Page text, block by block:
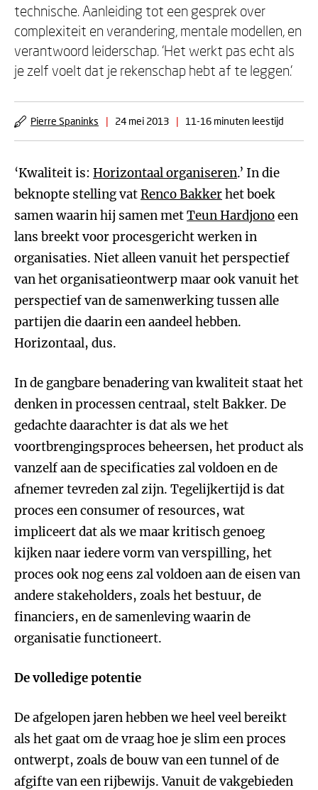
technische. Aanleiding tot een gesprek over
complexiteit en verandering, mentale modellen, en
verantwoord leiderschap. ‘Het werkt pas echt als
je zelf voelt dat je rekenschap hebt af te leggen.’
Pierre Spaninks | 24 mei 2013 | 11-16 minuten leestijd
‘Kwaliteit is: Horizontaal organiseren.’ In die
beknopte stelling vatRenco Bakkerhet boek
samen waarin hij samen metTeun Hardjonoeen
lans breekt voor procesgericht werken in
organisaties. Niet alleen vanuit het perspectief
van het organisatieontwerp maar ook vanuit het
perspectief van de samenwerking tussen alle
partijen die daarin een aandeel hebben.
Horizontaal, dus.
In de gangbare benadering van kwaliteit staat het
denken in processen centraal, stelt Bakker. De
gedachte daarachter is dat als we het
voortbrengingsproces beheersen, het product als
vanzelf aan de specificaties zal voldoen en de
afnemer tevreden zal zijn. Tegelijkertijd is dat
proces een consumer of resources, wat
impliceert dat als we maar kritisch genoeg
kijken naar iedere vorm van verspilling, het
proces ook nog eens zal voldoen aan de eisen van
andere stakeholders, zoals het bestuur, de
financiers, en de samenleving waarin de
organisatie functioneert.
De volledige potentie
De afgelopen jaren hebben we heel veel bereikt
als het gaat om de vraag hoe je slim een proces
ontwerpt, zoals de bouw van een tunnel of de
afgifte van een rijbewijs. Vanuit de vakgebieden